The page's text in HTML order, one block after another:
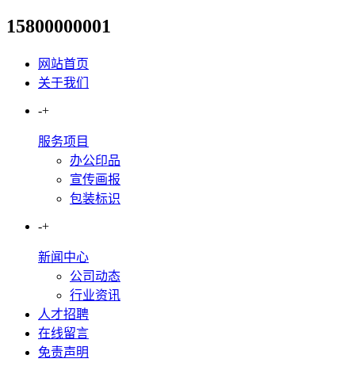
发光字招牌制作，我花了1200
15800000001
网站首页
关于我们
-+
服务项目
办公印品
宣传画报
包装标识
-+
新闻中心
公司动态
行业资讯
人才招聘
在线留言
免责声明